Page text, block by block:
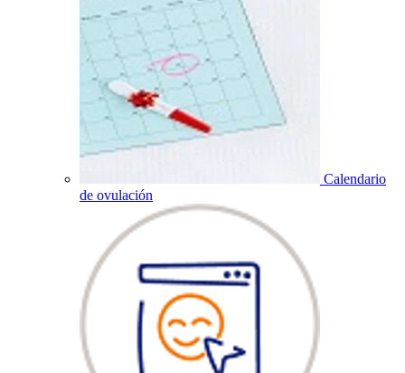
Calendario
de ovulación